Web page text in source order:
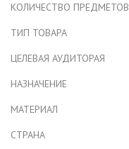
КОЛИЧЕСТВО ПРЕДМЕТОВ
ТИП ТОВАРА
ЦЕЛЕВАЯ АУДИТОРАЯ
НАЗНАЧЕНИЕ
МАТЕРИАЛ
СТРАНА